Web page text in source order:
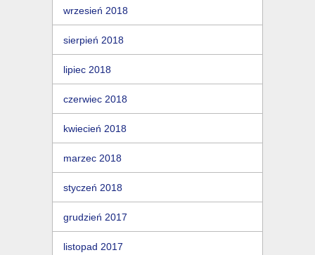
wrzesień 2018
sierpień 2018
lipiec 2018
czerwiec 2018
kwiecień 2018
marzec 2018
styczeń 2018
grudzień 2017
listopad 2017